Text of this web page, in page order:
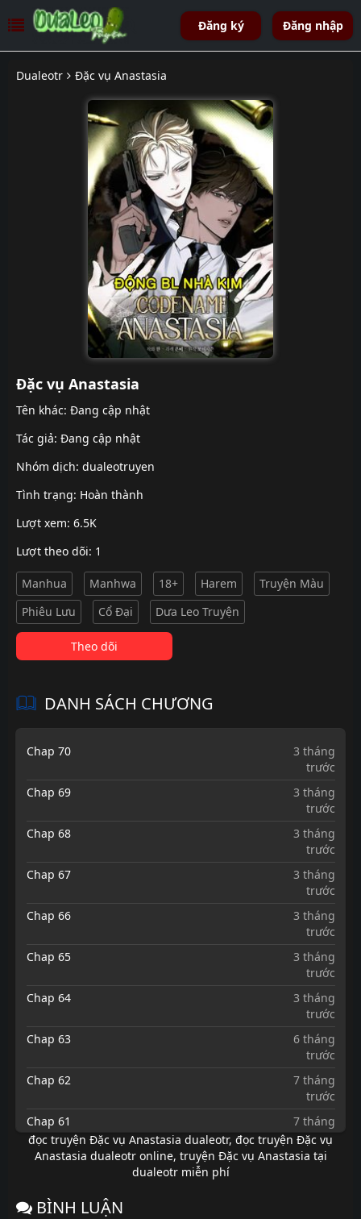
Đăng ký Đăng nhập
Dualeotr Đặc vụ Anastasia
Đặc vụ Anastasia
Tên khác: Đang cập nhật
Tác giả: Đang cập nhật
Nhóm dịch: dualeotruyen
Tình trạng: Hoàn thành
Lượt xem: 6.5K
Lượt theo dõi: 1
Manhua Manhwa 18+ Harem
Truyện Màu
Phiêu Lưu
Cổ Đại Dưa Leo Truyện
Theo dõi
DANH SÁCH CHƯƠNG
Chap 70
3 tháng
trước
Chap 69
3 tháng
trước
Chap 68
3 tháng
trước
Chap 67
3 tháng
trước
Chap 66
3 tháng
trước
Chap 65
3 tháng
trước
Chap 64
3 tháng
trước
Chap 63
6 tháng
trước
Chap 62
7 tháng
trước
Chap 61
7 tháng
trước
Chap 60
7 tháng
Chap 59
đọc truyện Đặc vụ Anastasia dualeotr, đọc truyện Đặc vụ
Anastasia dualeotr online, truyện Đặc vụ Anastasia tại
dualeotr miễn phí
BÌNH LUẬN